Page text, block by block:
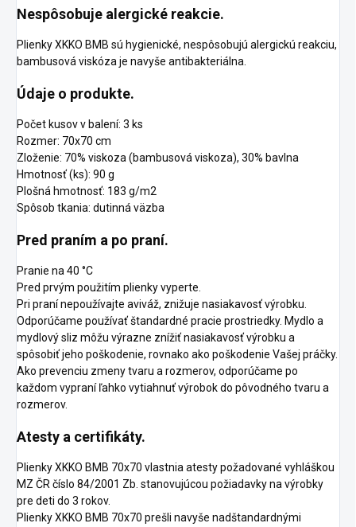
Nespôsobuje alergické reakcie.
Plienky XKKO BMB sú hygienické, nespôsobujú alergickú reakciu,
bambusová viskóza je navyše antibakteriálna.
Údaje o produkte.
Počet kusov v balení: 3 ks
Rozmer: 70x70 cm
Zloženie: 70% viskoza (bambusová viskoza), 30% bavlna
Hmotnosť (ks): 90 g
Plošná hmotnosť: 183 g/m2
Spôsob tkania: dutinná väzba
Pred praním a po praní.
Pranie na 40 °C
Pred prvým použitím plienky vyperte.
Pri praní nepoužívajte aviváž, znižuje nasiakavosť výrobku.
Odporúčame používať štandardné pracie prostriedky. Mydlo a
mydlový sliz môžu výrazne znížiť nasiakavosť výrobku a
spôsobiť jeho poškodenie, rovnako ako poškodenie Vašej práčky.
Ako prevenciu zmeny tvaru a rozmerov, odporúčame po
každom vypraní ľahko vytiahnuť výrobok do pôvodného tvaru a
rozmerov.
Atesty a certifikáty.
Plienky XKKO BMB 70x70 vlastnia atesty požadované vyhláškou
MZ ČR číslo 84/2001 Zb. stanovujúcou požiadavky na výrobky
pre deti do 3 rokov.
Plienky XKKO BMB 70x70 prešli navyše nadštandardnými